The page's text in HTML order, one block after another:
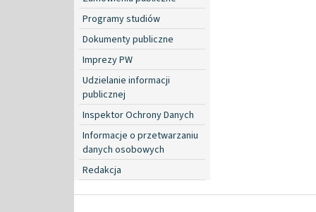
Programy studiów
Dokumenty publiczne
Imprezy PW
Udzielanie informacji
publicznej
Inspektor Ochrony Danych
Informacje o przetwarzaniu
danych osobowych
Redakcja